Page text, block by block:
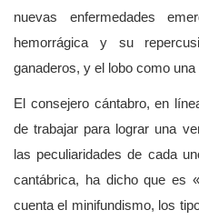
nuevas enfermedades
hemorrágica y su
ganaderos, y el lobo como
El consejero cántabro, en
de trabajar para lograr una
las peculiaridades de cada
cantábrica, ha dicho que es
cuenta el minifundismo, los